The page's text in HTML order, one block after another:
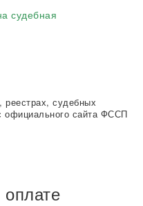
судебная
судебных
официального сайта ФССП